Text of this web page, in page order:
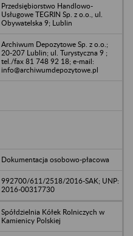
Przedsiębiorstwo Handlowo-
Usługowe TEGRIN Sp. z o.o., ul.
Obywatelska 9; Lublin
Archiwum Depozytowe Sp. z o.o.;
20-207 Lublin; ul. Turystyczna 9 ;
tel./fax 81 748 92 18; e-mail:
info@archiwumdepozytowe.pl
Dokumentacja osobowo-płacowa
992700/611/2518/2016-SAK; UNP:
2016-00317730
Spółdzielnia Kółek Rolniczych w
Kamienicy Polskiej